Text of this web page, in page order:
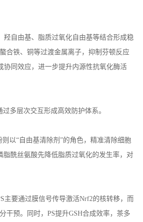
自由基、脂质过氧化自由基等结合形成稳
合铁、铜等过渡金属离子，抑制芬顿反应
协同效应，进一步提升内源性抗氧化酶活
多层次交互形成高效防护体系。
以“自由基清除剂”的角色，精准清除细胞
酰丝氨酸先降低脂质过氧化的发生率，对
主要通过膜信号传导激活Nrf2的核转移，而
干预。同时， PS提升GSH合成效率，茶多